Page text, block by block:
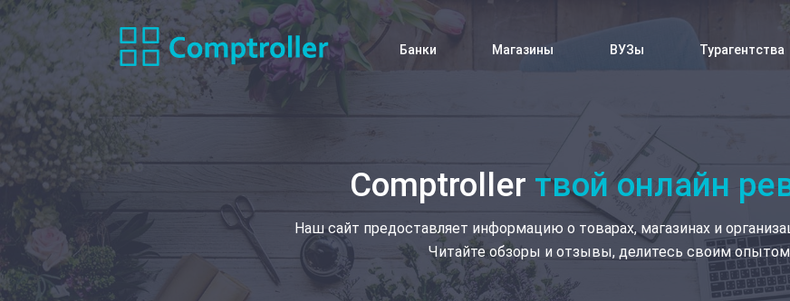
Банки Магазины ВУЗы Турагентства
Comptroller твой онлайн
Наш сайт предоставляет информацию о товарах, магазинах и
Читайте обзоры и отзывы, делитесь своим опытом